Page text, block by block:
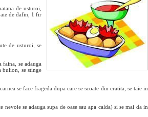
de usturoi,
de dafin, 1 fir
de usturoi, se
faina, se adauga
bulion, se stinge
se face frageda dupa care se scoate din cratita, se taie in
se adauga supa de oase sau apa calda) si se mai da in